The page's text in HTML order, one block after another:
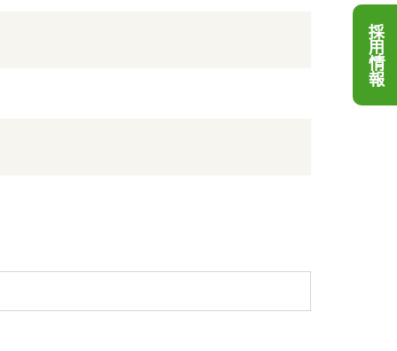
採用情報